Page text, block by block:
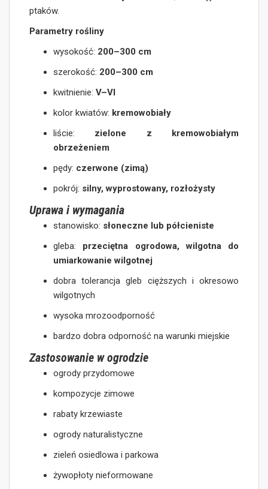
ptaków.
Parametry rośliny
wysokość: 200–300 cm
szerokość: 200–300 cm
kwitnienie:V–VI
kolor kwiatów: kremowobiały
liście: zielone z kremowobiałym
obrzeżeniem
pędy: czerwone (zimą)
pokrój: silny, wyprostowany, rozłożysty
Uprawa i wymagania
stanowisko: słoneczne lub półcieniste
gleba: przeciętna ogrodowa, wilgotna do
umiarkowanie wilgotnej
dobra tolerancja gleb cięższych i okresowo
wilgotnych
wysoka mrozoodporność
bardzo dobra odporność na warunki miejskie
Zastosowanie w ogrodzie
ogrody przydomowe
kompozycje zimowe
rabaty krzewiaste
ogrody naturalistyczne
zieleń osiedlowa i parkowa
żywopłoty nieformowane